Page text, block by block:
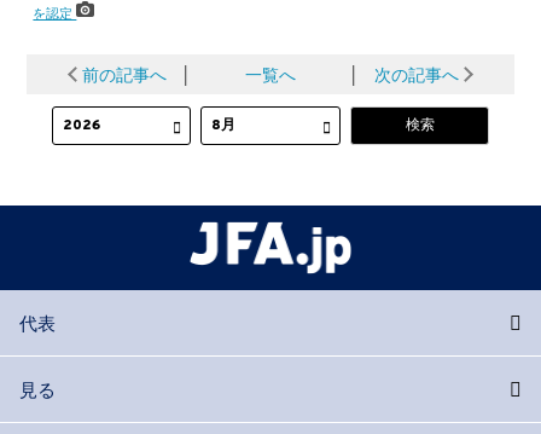
を認定
前の記事へ │ 一覧へ │ 次の記事へ
代表
見る